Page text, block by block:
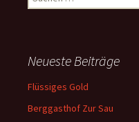
nach:
Neueste Beiträge
Flüssiges Gold
Berggasthof Zur Sau